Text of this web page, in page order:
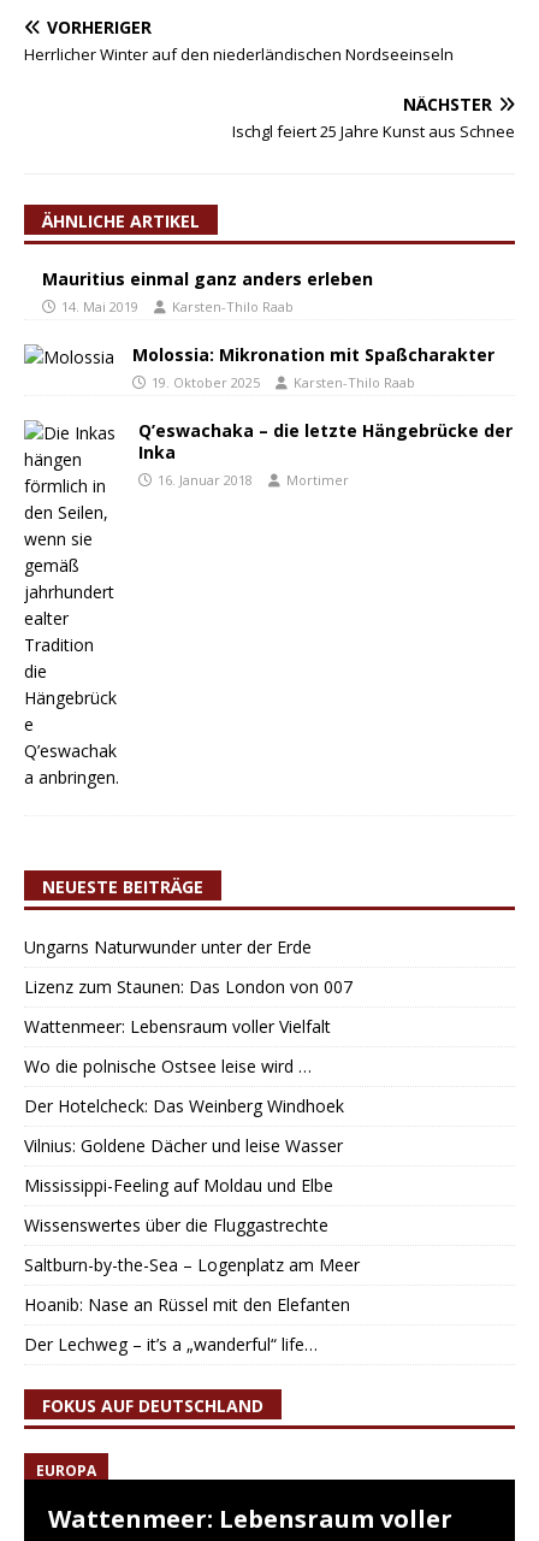
VORHERIGER
Herrlicher Winter auf den niederländischen Nordseeinseln
NÄCHSTER
Ischgl feiert 25 Jahre Kunst aus Schnee
ÄHNLICHE ARTIKEL
Mauritius einmal ganz anders erleben
14. Mai 2019 Karsten-Thilo Raab
Molossia: Mikronation mit Spaßcharakter
19. Oktober 2025 Karsten-Thilo Raab
Q’eswachaka – die letzte Hängebrücke der
Inka
16. Januar 2018 Mortimer
NEUESTE BEITRÄGE
Ungarns Naturwunder unter der Erde
Lizenz zum Staunen: Das London von 007
Wattenmeer: Lebensraum voller Vielfalt
Wo die polnische Ostsee leise wird …
Der Hotelcheck: Das Weinberg Windhoek
Vilnius: Goldene Dächer und leise Wasser
Mississippi-Feeling auf Moldau und Elbe
Wissenswertes über die Fluggastrechte
Saltburn-by-the-Sea – Logenplatz am Meer
Hoanib: Nase an Rüssel mit den Elefanten
Der Lechweg – it’s a „wanderful“ life…
FOKUS AUF DEUTSCHLAND
EUROPA
Wattenmeer: Lebensraum voller